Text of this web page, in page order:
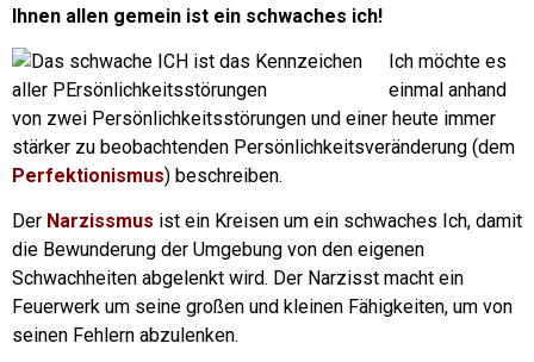
Ihnen allen gemein ist ein schwaches ich!
Ich möchte es
einmal anhand
von zwei Persönlichkeitsstörungen und einer heute immer
stärker zu beobachtenden Persönlichkeitsveränderung (dem
Perfektionismus) beschreiben.
Der Narzissmus ist ein Kreisen um ein schwaches Ich, damit
die Bewunderung der Umgebung von den eigenen
Schwachheiten abgelenkt wird. Der Narzisst macht ein
Feuerwerk um seine großen und kleinen Fähigkeiten, um von
seinen Fehlern abzulenken.